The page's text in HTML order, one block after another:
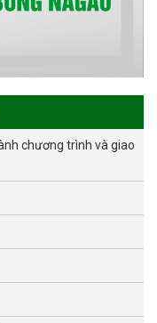
chương trình và giao